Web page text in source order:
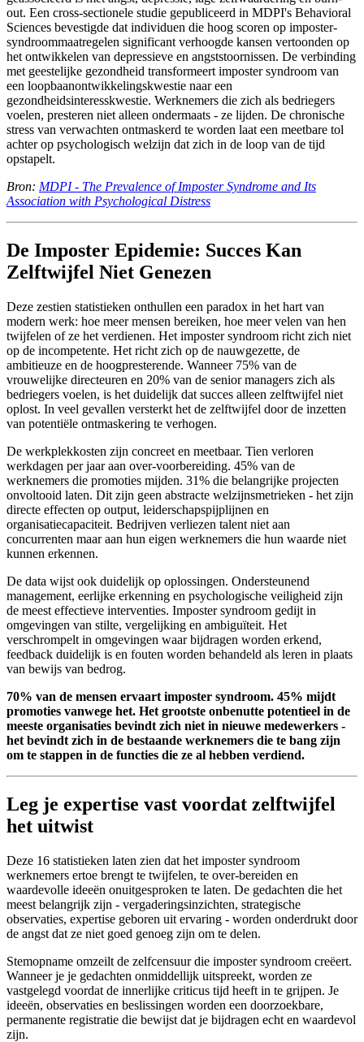
out. Een cross-sectionele studie gepubliceerd in MDPI's Behavioral
Sciences bevestigde dat individuen die hoog scoren op imposter-
syndroommaatregelen significant verhoogde kansen vertoonden op
het ontwikkelen van depressieve en angststoornissen. De verbinding
met geestelijke gezondheid transformeert imposter syndroom van
een loopbaanontwikkelingskwestie naar een
gezondheidsinteresskwestie. Werknemers die zich als bedriegers
voelen, presteren niet alleen ondermaats - ze lijden. De chronische
stress van verwachten ontmaskerd te worden laat een meetbare tol
achter op psychologisch welzijn dat zich in de loop van de tijd
opstapelt.
Bron: MDPI - The Prevalence of Imposter Syndrome and Its
Association with Psychological Distress
De Imposter Epidemie: Succes Kan
Zelftwijfel Niet Genezen
Deze zestien statistieken onthullen een paradox in het hart van
modern werk: hoe meer mensen bereiken, hoe meer velen van hen
twijfelen of ze het verdienen. Het imposter syndroom richt zich niet
op de incompetente. Het richt zich op de nauwgezette, de
ambitieuze en de hoogpresterende. Wanneer 75% van de
vrouwelijke directeuren en 20% van de senior managers zich als
bedriegers voelen, is het duidelijk dat succes alleen zelftwijfel niet
oplost. In veel gevallen versterkt het de zelftwijfel door de inzetten
van potentiële ontmaskering te verhogen.
De werkplekkosten zijn concreet en meetbaar. Tien verloren
werkdagen per jaar aan over-voorbereiding. 45% van de
werknemers die promoties mijden. 31% die belangrijke projecten
onvoltooid laten. Dit zijn geen abstracte welzijnsmetrieken - het zijn
directe effecten op output, leiderschapspijplijnen en
organisatiecapaciteit. Bedrijven verliezen talent niet aan
concurrenten maar aan hun eigen werknemers die hun waarde niet
kunnen erkennen.
De data wijst ook duidelijk op oplossingen. Ondersteunend
management, eerlijke erkenning en psychologische veiligheid zijn
de meest effectieve interventies. Imposter syndroom gedijt in
omgevingen van stilte, vergelijking en ambiguïteit. Het
verschrompelt in omgevingen waar bijdragen worden erkend,
feedback duidelijk is en fouten worden behandeld als leren in plaats
van bewijs van bedrog.
70% van de mensen ervaart imposter syndroom. 45% mijdt
promoties vanwege het. Het grootste onbenutte potentieel in de
meeste organisaties bevindt zich niet in nieuwe medewerkers -
het bevindt zich in de bestaande werknemers die te bang zijn
om te stappen in de functies die ze al hebben verdiend.
Leg je expertise vast voordat zelftwijfel
het uitwist
Deze 16 statistieken laten zien dat het imposter syndroom
werknemers ertoe brengt te twijfelen, te over-bereiden en
waardevolle ideeën onuitgesproken te laten. De gedachten die het
meest belangrijk zijn - vergaderingsinzichten, strategische
observaties, expertise geboren uit ervaring - worden onderdrukt door
de angst dat ze niet goed genoeg zijn om te delen.
Stemopname omzeilt de zelfcensuur die imposter syndroom creëert.
Wanneer je je gedachten onmiddellijk uitspreekt, worden ze
vastgelegd voordat de innerlijke criticus tijd heeft in te grijpen. Je
ideeën, observaties en beslissingen worden een doorzoekbare,
permanente registratie die bewijst dat je bijdragen echt en waardevol
zijn.